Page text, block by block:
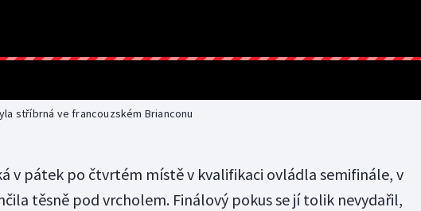
stříbrná ve francouzském Brianconu
v pátek po čtvrtém místě v kvalifikaci ovládla semifinále, v
těsně pod vrcholem. Finálový pokus se jí tolik nevydařil,